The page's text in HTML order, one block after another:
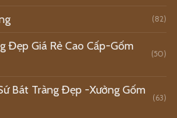
(82)
Đẹp Giá Rẻ Cao Cấp-Gốm
(50)
Bát Tràng Đẹp -Xưởng Gốm
(63)